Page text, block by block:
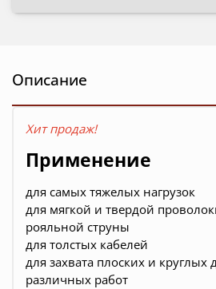
Описание
Хит продаж!
Применение
для самых тяжелых нагрузок
для мягкой и твердой
рояльной струны
для толстых кабелей
для захвата плоских и круглых
различных работ